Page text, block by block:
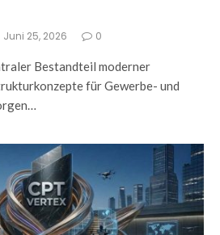
Juni 25, 2026 0
Bestandteil moderner
für Gewerbe- und